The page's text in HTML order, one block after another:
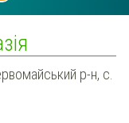
р-н, с.